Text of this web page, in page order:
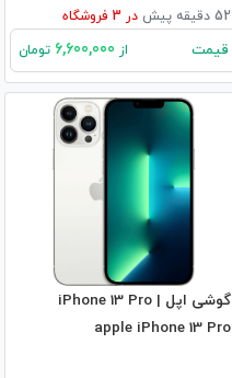
52 دقیقه پیش در فروشگاه
قیمت از تومان
گوشی اپل iPhone 13 Pro |
apple iPhone 13 Pro